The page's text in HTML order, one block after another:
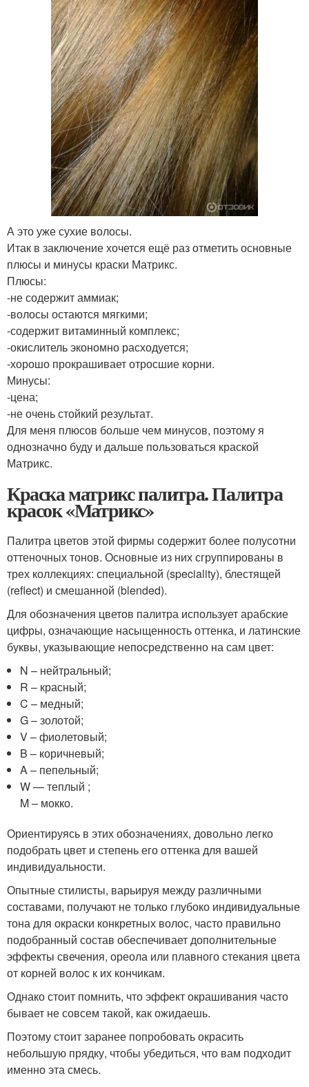
А это уже сухие волосы.
Итак в заключение хочется ещё раз отметить основные
плюсы и минусы краски Матрикс.
Плюсы:
-не содержит аммиак;
-волосы остаются мягкими;
-содержит витаминный комплекс;
-окислитель экономно расходуется;
-хорошо прокрашивает отросшие корни.
Минусы:
-цена;
-не очень стойкий результат.
Для меня плюсов больше чем минусов, поэтому я
однозначно буду и дальше пользоваться краской
Матрикс.
Краска матрикс палитра. Палитра
красок «Матрикс»
Палитра цветов этой фирмы содержит более полусотни
оттеночных тонов. Основные из них сгруппированы в
трех коллекциях: специальной (speciality), блестящей
(reflect) и смешанной (blended).
Для обозначения цветов палитра использует арабские
цифры, означающие насыщенность оттенка, и латинские
буквы, указывающие непосредственно на сам цвет:
N – нейтральный;
R – красный;
C – медный;
G – золотой;
V – фиолетовый;
B – коричневый;
A – пепельный;
W — теплый ;
M – мокко.
Ориентируясь в этих обозначениях, довольно легко
подобрать цвет и степень его оттенка для вашей
индивидуальности.
Опытные стилисты, варьируя между различными
составами, получают не только глубоко индивидуальные
тона для окраски конкретных волос, часто правильно
подобранный состав обеспечивает дополнительные
эффекты свечения, ореола или плавного стекания цвета
от корней волос к их кончикам.
Однако стоит помнить, что эффект окрашивания часто
бывает не совсем такой, как ожидаешь.
Поэтому стоит заранее попробовать окрасить
небольшую прядку, чтобы убедиться, что вам подходит
именно эта смесь.